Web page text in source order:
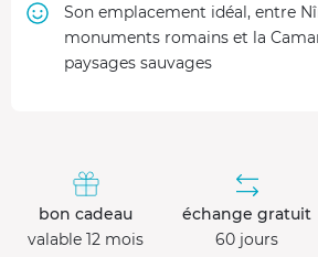
Son emplacement idéal, entre
monuments romains et la
paysages sauvages
bon cadeau
valable 12 mois
échange gratuit
60 jours